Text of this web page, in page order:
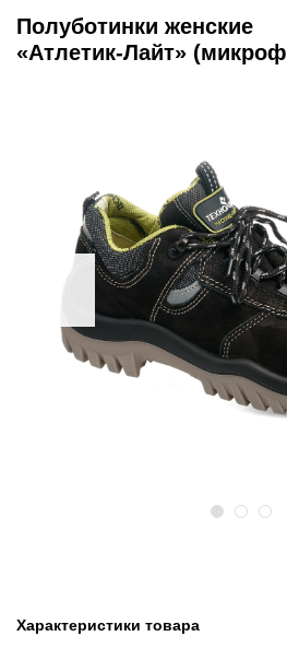
Полуботинки женские
«Атлетик-Лайт»
Предыдущий
Характеристики товара